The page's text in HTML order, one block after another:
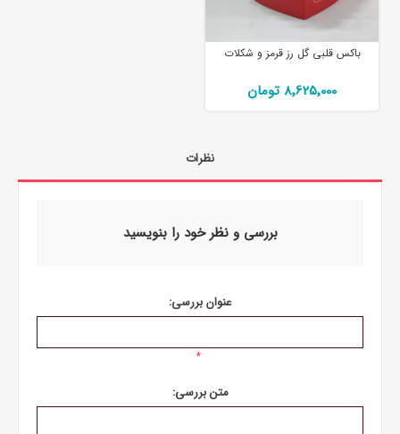
باکس قلبی گل رز قرمز و شکلات
8٬625٬000 تومان
نظرات
بررسی و نظر خود را بنویسید
عنوان بررسی:
*
متن بررسی: